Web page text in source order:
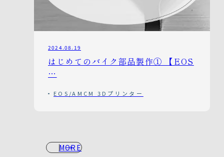
2024.08.19
はじめてのバイク部品製作① 【EOS
…
EOS/AMCM 3Dプリンター
MORE